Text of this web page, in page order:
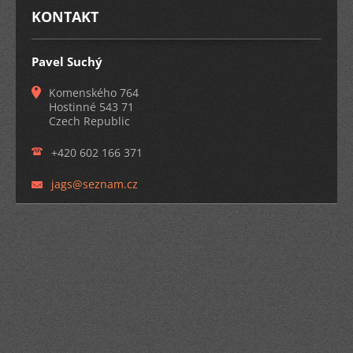
KONTAKT
Pavel Suchý
Komenského 764
Hostinné 543 71
Czech Republic
+420 602 166 371
jags@seznam.cz